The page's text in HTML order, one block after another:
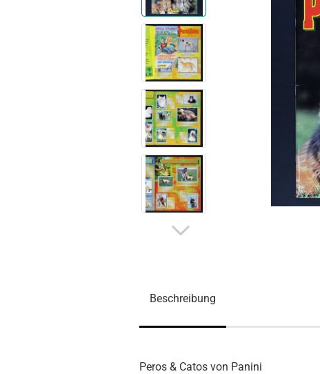
Beschreibung
Peros & Catos von Panini